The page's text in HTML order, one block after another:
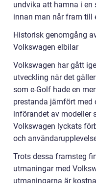
undvika att hamna i
innan man når fram till
Historisk genomgång
Volkswagen elbilar
Volkswagen har gått
utveckling när det
som e-Golf hade en
prestanda jämfört med
införandet av modeller
Volkswagen lyckats
och
Trots dessa framsteg
utmaningar med
utmaningarna är